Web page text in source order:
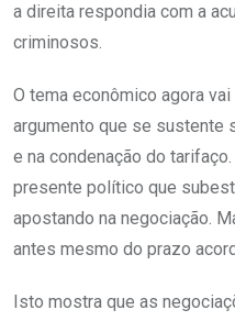
a direita respondia com a
criminosos.
O tema econômico agora
argumento que se sustente
e na condenação do
presente político que
apostando na negociação.
antes mesmo do prazo
Isto mostra que as